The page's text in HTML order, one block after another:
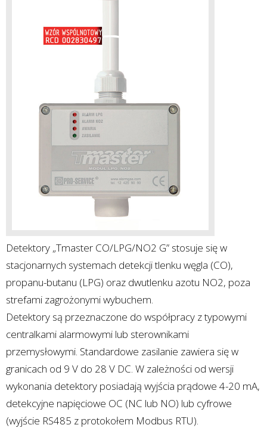
Detektory „Tmaster CO/LPG/NO2 G” stosuje się w
stacjonarnych systemach detekcji tlenku węgla (CO),
propanu-butanu (LPG) oraz dwutlenku azotu NO2, poza
strefami zagrożonymi wybuchem.
Detektory są przeznaczone do współpracy z typowymi
centralkami alarmowymi lub sterownikami
przemysłowymi. Standardowe zasilanie zawiera się w
granicach od 9 V do 28 V DC. W zależności od wersji
wykonania detektory posiadają wyjścia prądowe 4-20 mA,
detekcyjne napięciowe OC (NC lub NO) lub cyfrowe
(wyjście RS485 z protokołem Modbus RTU).